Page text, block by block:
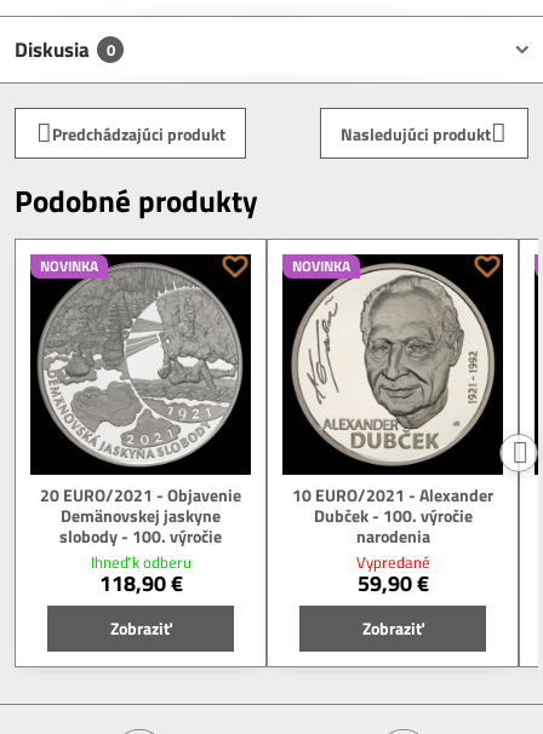
Diskusia 0
Predchádzajúci produkt Nasledujúci produkt
Podobné produkty
NOVINKA
20 EURO/2021 - Objavenie
Demänovskej jaskyne
slobody - 100. výročie
Ihneď k odberu
118,90 €
Zobraziť
NOVINKA
10 EURO/2021 - Alexander
Dubček - 100. výročie
narodenia
Vypredané
59,90 €
Zobraziť